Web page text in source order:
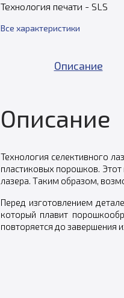
Технология печати - SLS
Все характеристики
Описание
Описание
Технология селективного
пластиковых порошков.
лазера. Таким образом,
Перед изготовлением
который плавит
повторяется до завершения